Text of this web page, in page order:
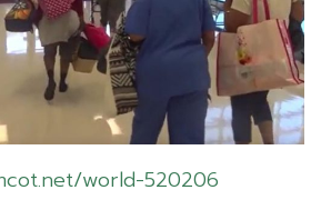
world-520206